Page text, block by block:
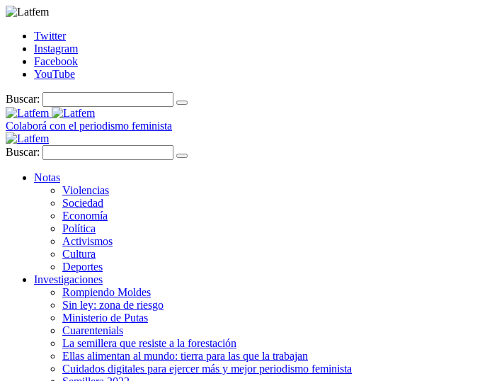
Twitter
Instagram
Facebook
YouTube
Buscar:
Colaborá con el periodismo feminista
Buscar:
Notas
Violencias
Sociedad
Economía
Política
Activismos
Cultura
Deportes
Investigaciones
Rompiendo Moldes
Sin ley: zona de riesgo
Ministerio de Putas
Cuarentenials
La semillera que resiste a la forestación
Ellas alimentan al mundo: tierra para las que la trabajan
Cuidados digitales para ejercer más y mejor periodismo feminista